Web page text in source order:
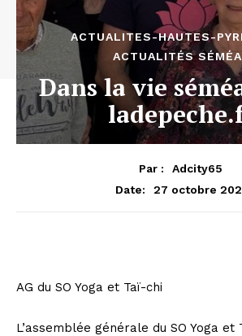
ACTUALITES-HAUTES-
ACTUALITÉS
Dans la vie
Par :
Adcity65
Date:
27 octobre
AG du SO Yoga et Taï-chi
L’assemblée générale du SO Yoga et